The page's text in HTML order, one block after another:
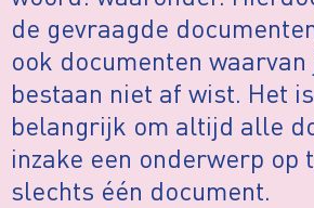
de gevraagde
ook documenten waarvan
bestaan niet af wist. Het
belangrijk om altijd alle
inzake een onderwerp op
slechts één document.